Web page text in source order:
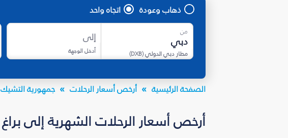
ذهاب وعودة اتجاه واحد
من
مطار دبي الدولي(
DXB
)
إلى
أدخل الوجهة
الصفحة الرئيسية أرخص أسعار الرحلات جمهورية التشيك
أرخص أسعار الرحلات الشهرية إلى براغ